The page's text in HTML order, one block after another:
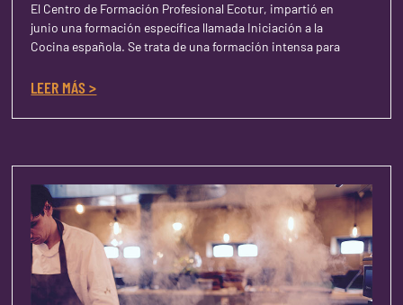
El Centro de Formación Profesional Ecotur, impartió en
junio una formación específica llamada Iniciación a la
Cocina española. Se trata de una formación intensa para
LEER MÁS >